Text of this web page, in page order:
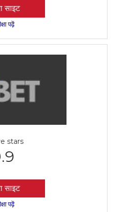
साइट
पढ़ें
साइट
पढ़ें